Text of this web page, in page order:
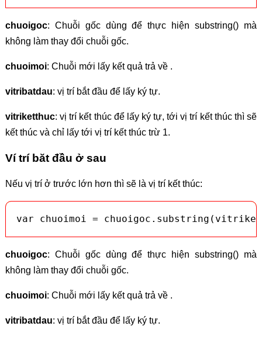
chuoigoc: Chuỗi gốc dùng để thực hiện substring() mà
không làm thay đổi chuỗi gốc.
chuoimoi: Chuỗi mới lấy kết quả trả về .
vitribatdau: vị trí bắt đầu để lấy ký tự.
vitriketthuc: vị trí kết thúc để lấy ký tự, tới vị trí kết thúc thì sẽ
kết thúc và chỉ lấy tới vị trí kết thúc trừ 1.
Ví trí băt đầu ở sau
Nếu vị trí ở trước lớn hơn thì sẽ là vị trí kết thúc:
var chuoimoi =
chuoigoc: Chuỗi gốc dùng để thực hiện substring() mà
không làm thay đổi chuỗi gốc.
chuoimoi: Chuỗi mới lấy kết quả trả về .
vitribatdau: vị trí bắt đầu để lấy ký tự.